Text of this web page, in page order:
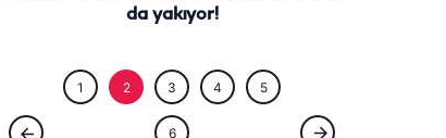
da yakıyor!